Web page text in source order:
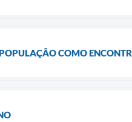
POPULAÇÃO COMO